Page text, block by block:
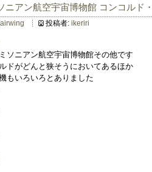
ニアン航空宇宙博物館 コンコルド
airwing 投稿者: ikeriri
ソニアン航空宇宙博物館その他です
ドがどんと狭そうにおいてあるほか
もいろいろとありました